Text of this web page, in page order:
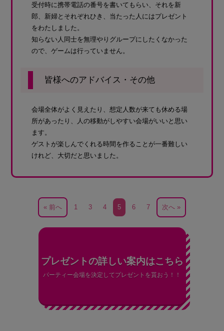
受付時に携帯電話の番号を書いてもらい、それを新
郎、新婦とそれぞれひき、当たった人にはプレゼント
をわたしました。
知らない人同士を無理やりグループにしたくなかった
ので、ゲームは行っていません。
皆様へのアドバイス・その他
会場全体がよく見えたり、想定人数が来ても休める場
所があったり、人の移動がしやすい会場がいいと思い
ます。
ゲストが楽しんでくれる時間を作ることが一番難しい
けれど、大切だと思いました。
« 前へ 1 3 4 5 6 7 次へ »
プレゼントの詳しい案内はこちら
パーティー会場を決定してプレゼントを貰おう！！